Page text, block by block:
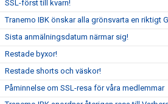
SSL-först till kvarn!
Tranemo IBK önskar alla grönsvarta en riktigt
Sista anmälningsdatum närmar sig!
Restade byxor!
Restade shorts och väskor!
Påminnelse om SSL-resa för våra medlemmar